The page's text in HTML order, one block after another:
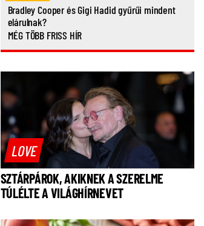
Bradley Cooper és Gigi Hadid gyűrűi mindent
elárulnak?
MÉG TÖBB FRISS HÍR
LOVE
SZTÁRPÁROK, AKIKNEK A SZERELME
TÚLÉLTE A VILÁGHÍRNEVET